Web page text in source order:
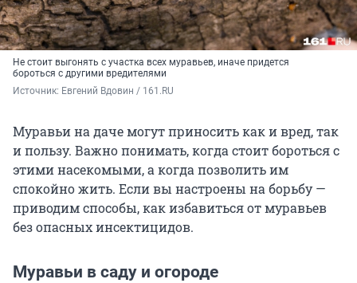
Не стоит выгонять с участка всех муравьев, иначе придется
бороться с другими вредителями
Источник: Евгений Вдовин / 161.RU
Муравьи на даче могут приносить как и вред, так
и пользу. Важно понимать, когда стоит бороться с
этими насекомыми, а когда позволить им
спокойно жить. Если вы настроены на борьбу —
приводим способы, как избавиться от муравьев
без опасных инсектицидов.
Муравьи в саду и огороде